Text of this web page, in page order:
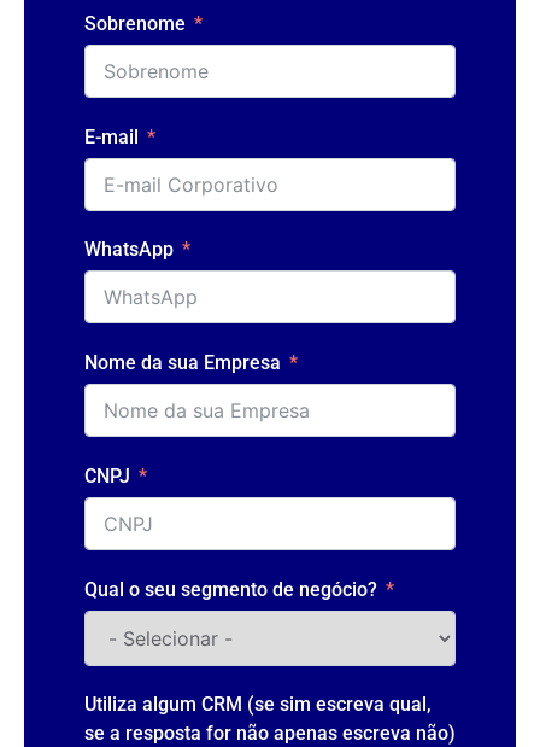
Sobrenome
E-mail
WhatsApp
Nome da sua Empresa
CNPJ
Qual o seu segmento de negócio?
Utiliza algum CRM (se sim escreva qual,
se a resposta for não apenas escreva não)